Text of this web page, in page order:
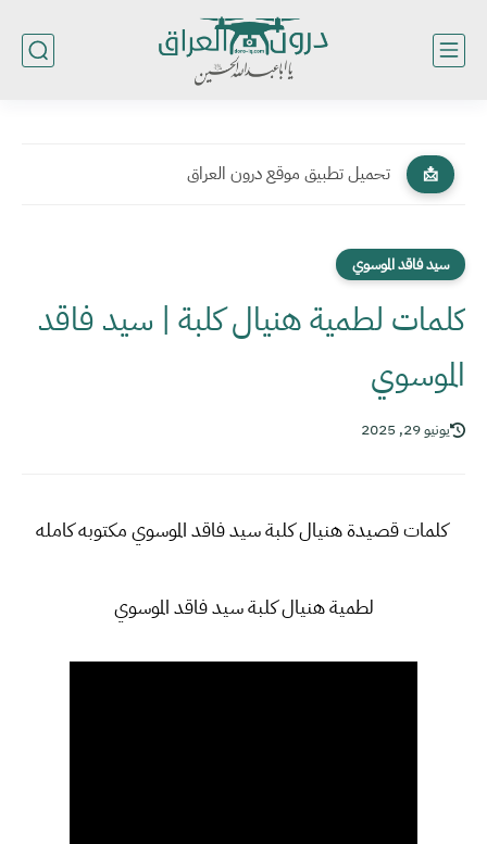
📩 تحميل تطبيق موقع درون العراق
سيد فاقد الموسوي
كلمات لطمية هنيال كلبة | سيد فاقد
الموسوي
يونيو 29, 2025
كلمات قصيدة هنيال كلبة سيد فاقد الموسوي مكتوبه كامله
لطمية هنيال كلبة سيد فاقد الموسوي